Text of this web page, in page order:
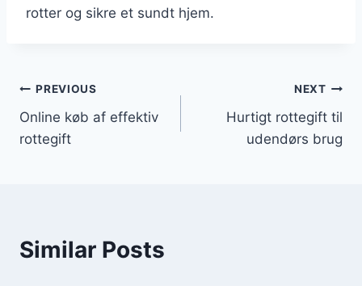
rotter og sikre et sundt hjem.
Indlægsnavigation
PREVIOUS
Online køb af effektiv
rottegift
NEXT
Hurtigt rottegift til
udendørs brug
Similar Posts